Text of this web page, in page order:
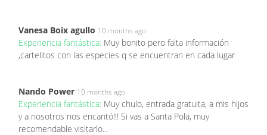
Vanesa Boix agullo 10 months ago
Experiencia fantástica: Muy bonito pero falta información
,cartelitos con las especies q se encuentran en cada lugar
Nando Power 10 months ago
Experiencia fantástica: Muy chulo, entrada gratuita, a mis hijos
y a nosotros nos encantó!!! Si vas a Santa Pola, muy
recomendable visitarlo...